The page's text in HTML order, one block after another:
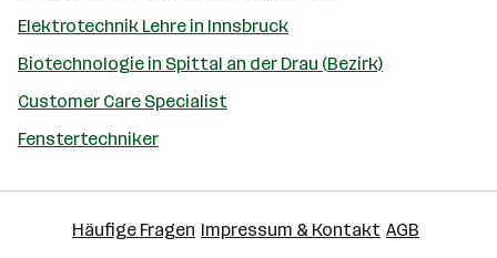
Elektrotechnik Lehre in Innsbruck
Biotechnologie in Spittal an der Drau (Bezirk)
Customer Care Specialist
Fenstertechniker
Häufige Fragen Impressum & Kontakt AGB